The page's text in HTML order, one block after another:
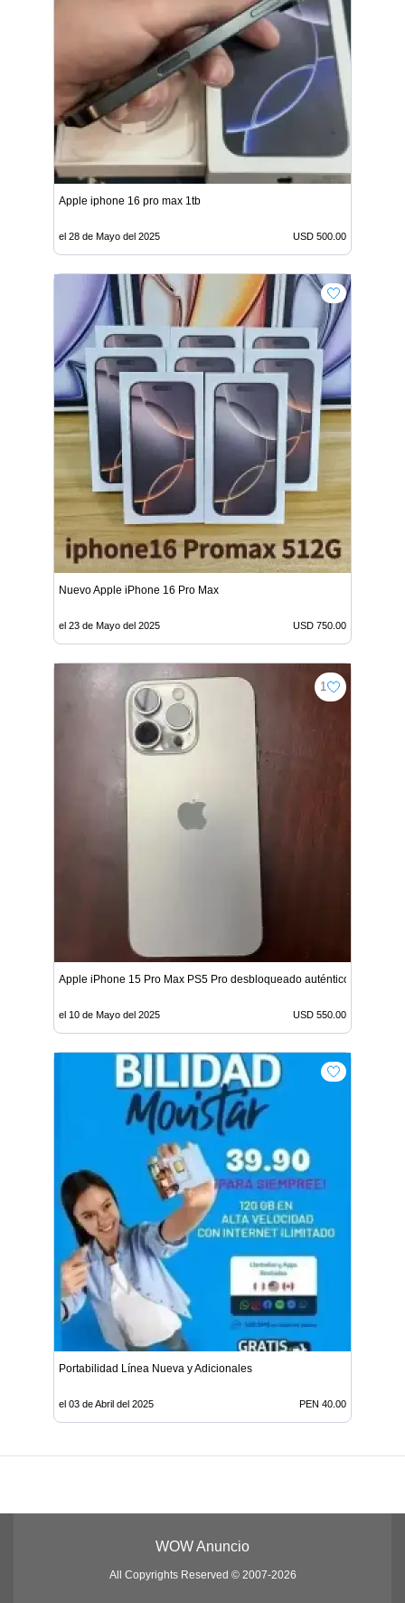
Apple iphone 16 pro max 1tb
el 28 de Mayo del 2025 USD 500.00
Nuevo Apple iPhone 16 Pro Max
el 23 de Mayo del 2025 USD 750.00
1
Apple iPhone 15 Pro Max PS5 Pro desbloqueado auténtico
el 10 de Mayo del 2025 USD 550.00
Portabilidad Línea Nueva y Adicionales
el 03 de Abril del 2025 PEN 40.00
WOW Anuncio
All Copyrights Reserved © 2007-2026